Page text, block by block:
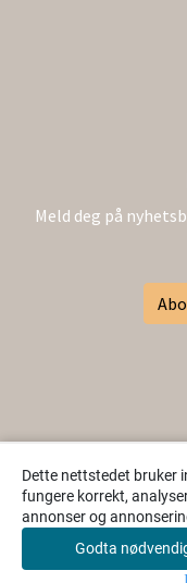
Dette nettstedet bruker
fungere korrekt,
annonser og
Godta
Meld deg på